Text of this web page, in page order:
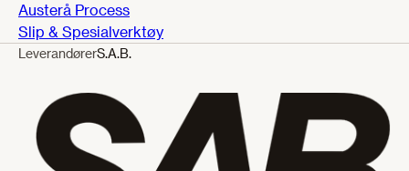
Austerå Process
Slip & Spesialverktøy
LeverandørerS.A.B.